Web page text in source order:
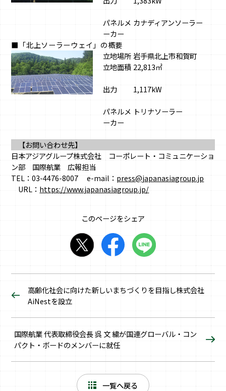
パネルメ
ーカー
カナディアンソーラー
■「北上ソーラーウェイ」の概要
立地場所 岩手県北上市和賀町
立地面積 22,813㎡
出力 1,117kW
パネルメ
ーカー
トリナソーラー
【お問い合わせ先】
日本アジアグループ株式会社 コーポレート・コミュニケーショ
ン部 国際航業 広報担当
TEL：03-4476-8007 e-mail： press@japanasiagroup.jp
URL： https://www.japanasiagroup.jp/
このページをシェア
高齢化社会に向けた新しいまちづくりを目指し株式会社
AiNestを設立
国際航業 代表取締役会長 呉 文 繍が国連グローバル・コン
パクト・ボードのメンバーに就任
一覧へ戻る